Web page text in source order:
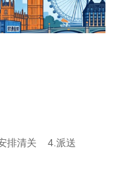
排清关 4.派送